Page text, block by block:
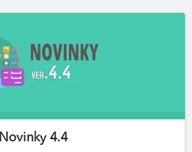
Novinky 4.4